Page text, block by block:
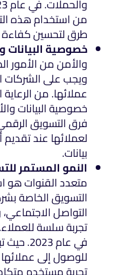
من استخدام هذه
طرق لتحسين كفاءة
خصوصية البيانات
والأمن من الأمور
ويجب على الشركات
عملائها. من الرعاية
خصوصية البيانات
فرق التسويق
لعملائها عند
بيانات.
النمو المستمر
متعدد القنوات هو
التسويق الخاصة
التواصل الاجتماعي،
تجربة سلسة
في عام
للوصول إلى